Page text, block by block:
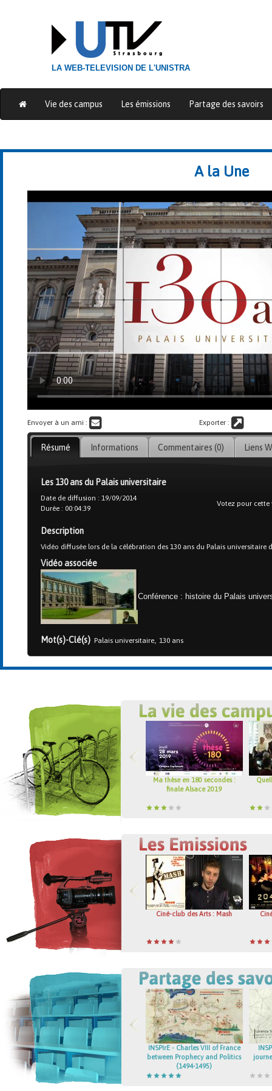
LA WEB-TELEVISION DE L'UNISTRA
Vie des campus Les émissions Partage des savoirs
A la Une
Envoyer à un ami : Exporter :
Résumé Informations Commentaires (0) Liens
Les 130 ans du Palais universitaire
Date de diffusion : 19/09/2014
Durée : 00:04:39
Votez pour cette
Description
Vidéo diffusée lors de la célébration des 130 ans du Palais universitaire
Vidéo associée
Conférence : histoire du Palais
Mot(s)-Clé(s)Palais universitaire,130 ans
Ma thèse en 180 secondes :
finale Alsace 2019
Ciné-club des Arts : Mash
INSPIrE - Charles VIII of France
between Prophecy and Politics
(1494-1495)